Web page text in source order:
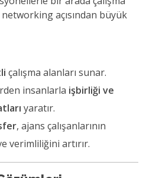
açısından büyük
çalışma alanları sunar.
insanlarla işbirliği ve
yaratır.
, ajans çalışanlarının
verimliliğini artırır.